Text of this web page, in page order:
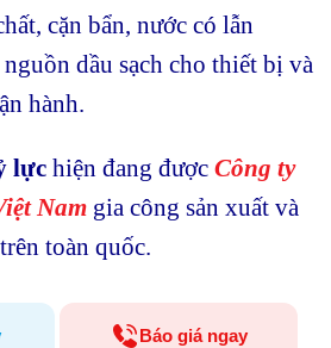
cặn bẩn, nước có lẫn
dầu sạch cho thiết bị và
hành.
lực hiện đang được Công ty
Nam gia công sản xuất và
toàn quốc.
Báo giá ngay